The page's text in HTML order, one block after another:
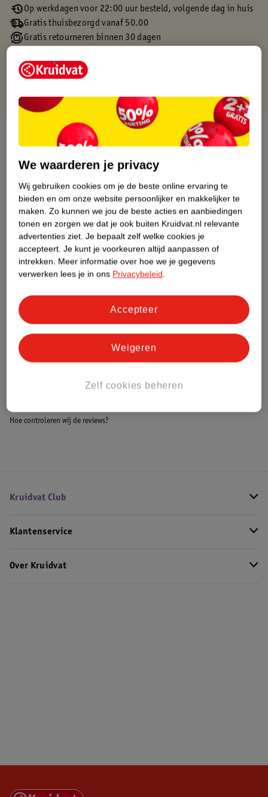
Op werkdagen voor 22:00 uur besteld, volgende dag in huis
Gratis thuisbezorgd vanaf 50.00
Gratis retourneren binnen 30 dagen
Over dit product
Productinformatie
Etiketinformatie
Nature Impact Score
Dit product heeft (nog) geen Nature
Impact Score.
Meer informatie
Bestel & Bezorginformatie
Bekijk ook
Alle Scheerschuim en scheergel
Hoe controleren wij de reviews?
Kruidvat Club
Klantenservice
Over Kruidvat
We waarderen je privacy
Wij gebruiken cookies om je de beste online ervaring te
bieden en om onze website persoonlijker en makkelijker te
maken. Zo kunnen we jou de beste acties en aanbiedingen
tonen en zorgen we dat je ook buiten Kruidvat.nl relevante
advertenties ziet. Je bepaalt zelf welke cookies je
accepteert. Je kunt je voorkeuren altijd aanpassen of
intrekken. Meer informatie over hoe we je gegevens
verwerken lees je in ons Privacybeleid.
Zelf cookies beheren
Weigeren
Accepteer